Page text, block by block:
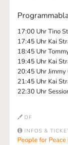
17:00 Uhr Tino
17:45 Uhr Kai
18:45 Uhr
19:45 Uhr Kai
20:45 Uhr
21:45 Uhr Kai
22:30 Uhr
DF
INFOS &
People for